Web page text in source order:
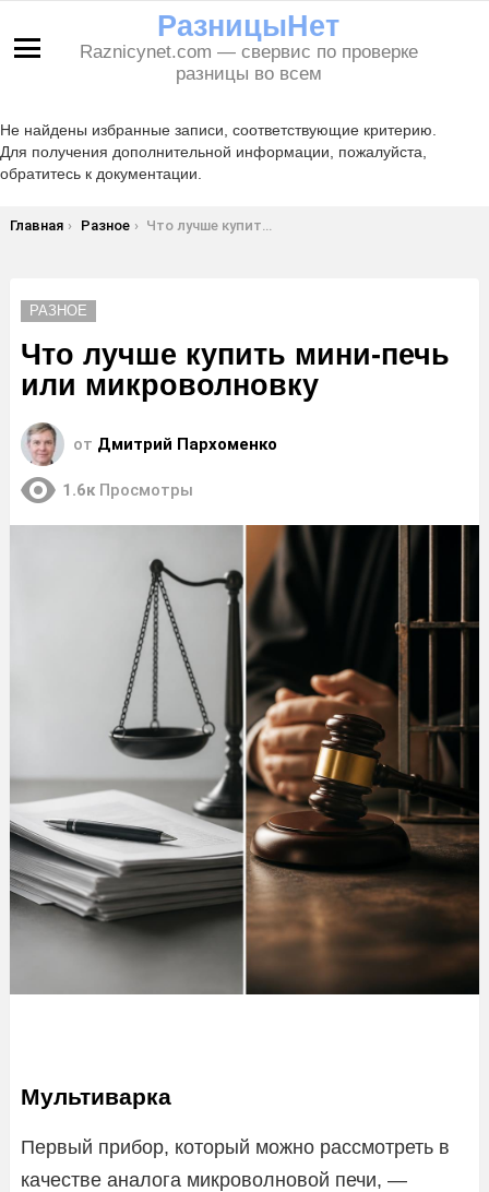
РазницыНет
Raznicynet.com — свервис по проверке
разницы во всем
Не найдены избранные записи, соответствующие критерию.
Для получения дополнительной информации, пожалуйста,
обратитесь к документации.
Вы здесь:
Главная Разное Что лучше купить мини-печь или микроволновку
РАЗНОЕ
Что лучше купить мини-печь
или микроволновку
от Дмитрий Пархоменко
1.6к Просмотры
Мультиварка
Первый прибор, который можно рассмотреть в
качестве аналога микроволновой печи, —